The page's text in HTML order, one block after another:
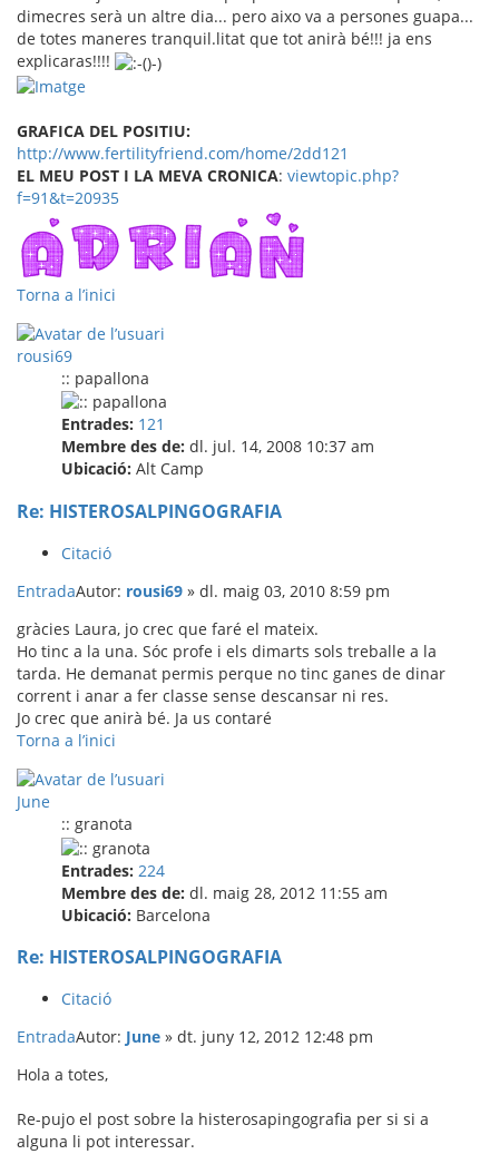
dimecres serà un altre dia... pero aixo va a persones guapa...
de totes maneres tranquil.litat que tot anirà bé!!! ja ens
explicaras!!!!
GRAFICA DEL POSITIU:
http://www.fertilityfriend.com/home/2dd121
EL MEU POST I LA MEVA CRONICA: viewtopic.php?
f=91&t=20935
Torna a l’inici
rousi69
:: papallona
Entrades: 121
Membre des de: dl. jul. 14, 2008 10:37 am
Ubicació: Alt Camp
Re: HISTEROSALPINGOGRAFIA
Citació
EntradaAutor: rousi69 » dl. maig 03, 2010 8:59 pm
gràcies Laura, jo crec que faré el mateix.
Ho tinc a la una. Sóc profe i els dimarts sols treballe a la
tarda. He demanat permis perque no tinc ganes de dinar
corrent i anar a fer classe sense descansar ni res.
Jo crec que anirà bé. Ja us contaré
Torna a l’inici
June
:: granota
Entrades: 224
Membre des de: dl. maig 28, 2012 11:55 am
Ubicació: Barcelona
Re: HISTEROSALPINGOGRAFIA
Citació
EntradaAutor: June » dt. juny 12, 2012 12:48 pm
Hola a totes,
Re-pujo el post sobre la histerosapingografia per si si a
alguna li pot interessar.